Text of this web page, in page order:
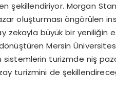
şekillendiriyor. Morgan
oluşturması öngörülen
zekayla büyük bir
Mersin
sistemlerin turizmde niş
turizmini de